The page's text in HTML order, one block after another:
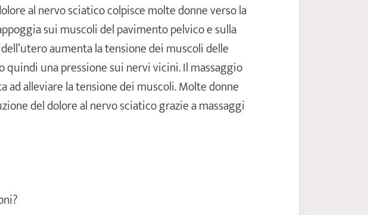
al nervo sciatico colpisce molte donne verso la
sui muscoli del pavimento pelvico e sulla
aumenta la tensione dei muscoli delle
quindi una pressione sui nervi vicini. Il massaggio
alleviare la tensione dei muscoli. Molte donne
del dolore al nervo sciatico grazie a massaggi